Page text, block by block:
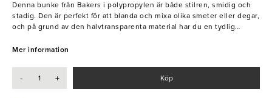
Denna bunke från Bakers i polypropylen är både stilren, smidig och
stadig. Den är perfekt för att blanda och mixa olika smeter eller degar,
och på grund av den halvtransparenta material har du en tydlig
smidigt använda den i din mikrovågsugn får att värma mat, vätskor,
Mer information
- + Köp